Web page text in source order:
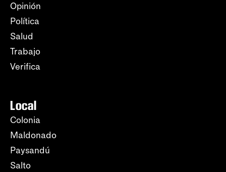
Opinión
Política
Salud
Trabajo
Verifica
Local
Colonia
Maldonado
Paysandú
Salto